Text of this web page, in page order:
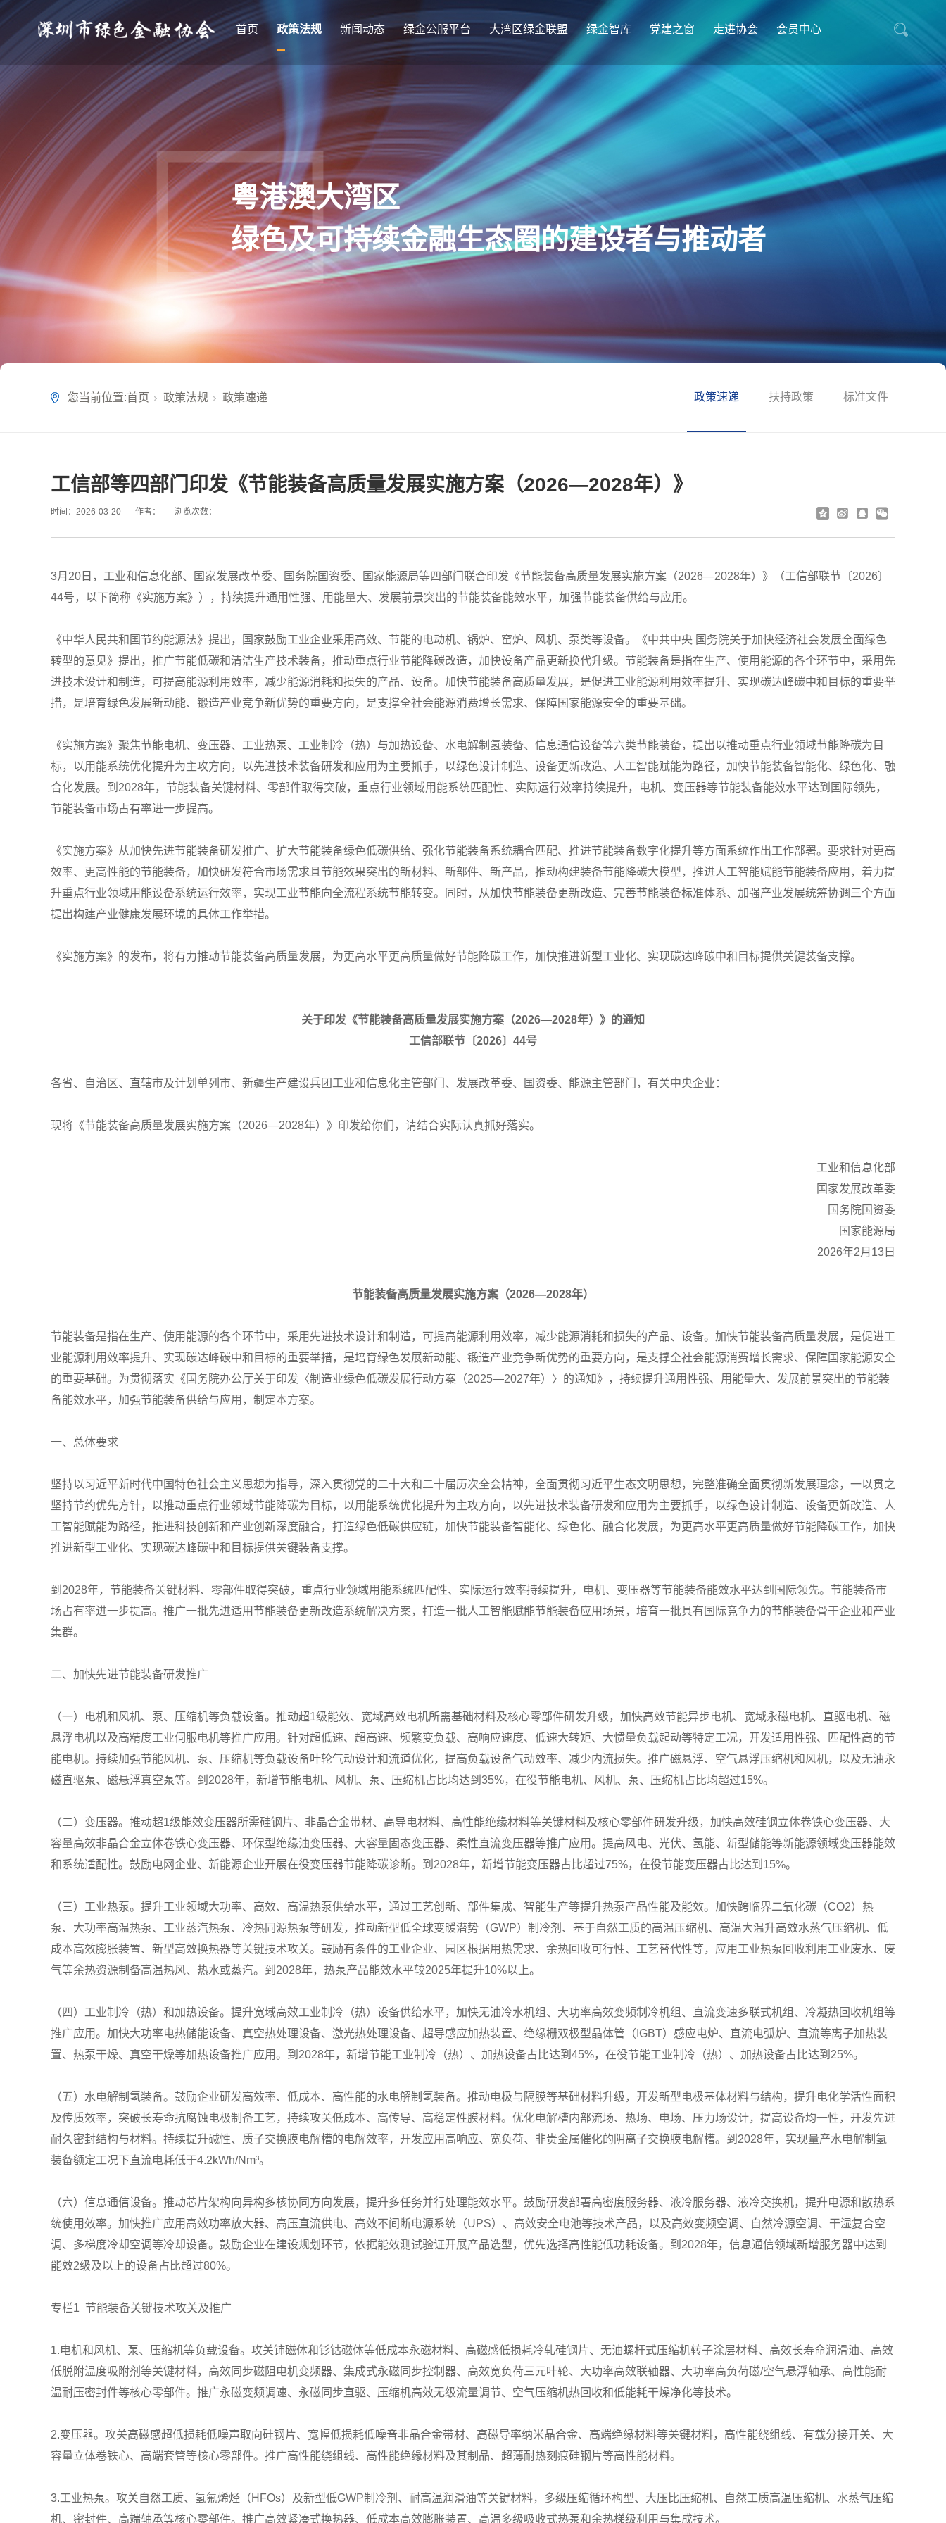
首页 政策法规 新闻动态 绿金公服平台 大湾区绿金联盟 绿金智库 党建之窗 走进协会 会员中心
粤港澳大湾区
绿色及可持续金融生态圈的建设者与推动者
您当前位置:首页 政策法规 政策速递 政策速递 扶持政策 标准文件
工信部等四部门印发《节能装备高质量发展实施方案（2026—2028年）》
时间： 2026-03-20 作者： 浏览次数：
3月20日，工业和信息化部、国家发展改革委、国务院国资委、国家能源局等四部门联合印发《节能装备高质量发展实施方案（2026—2028年）》（工信部联节〔2026〕
44号，以下简称《实施方案》），持续提升通用性强、用能量大、发展前景突出的节能装备能效水平，加强节能装备供给与应用。
《中华人民共和国节约能源法》提出，国家鼓励工业企业采用高效、节能的电动机、锅炉、窑炉、风机、泵类等设备。《中共中央 国务院关于加快经济社会发展全面绿色
转型的意见》提出，推广节能低碳和清洁生产技术装备，推动重点行业节能降碳改造，加快设备产品更新换代升级。节能装备是指在生产、使用能源的各个环节中，采用先
进技术设计和制造，可提高能源利用效率，减少能源消耗和损失的产品、设备。加快节能装备高质量发展，是促进工业能源利用效率提升、实现碳达峰碳中和目标的重要举
措，是培育绿色发展新动能、锻造产业竞争新优势的重要方向，是支撑全社会能源消费增长需求、保障国家能源安全的重要基础。
《实施方案》聚焦节能电机、变压器、工业热泵、工业制冷（热）与加热设备、水电解制氢装备、信息通信设备等六类节能装备，提出以推动重点行业领域节能降碳为目
标，以用能系统优化提升为主攻方向，以先进技术装备研发和应用为主要抓手，以绿色设计制造、设备更新改造、人工智能赋能为路径，加快节能装备智能化、绿色化、融
合化发展。到2028年，节能装备关键材料、零部件取得突破，重点行业领域用能系统匹配性、实际运行效率持续提升，电机、变压器等节能装备能效水平达到国际领先，
节能装备市场占有率进一步提高。
《实施方案》从加快先进节能装备研发推广、扩大节能装备绿色低碳供给、强化节能装备系统耦合匹配、推进节能装备数字化提升等方面系统作出工作部署。要求针对更高
效率、更高性能的节能装备，加快研发符合市场需求且节能效果突出的新材料、新部件、新产品，推动构建装备节能降碳大模型，推进人工智能赋能节能装备应用，着力提
升重点行业领域用能设备系统运行效率，实现工业节能向全流程系统节能转变。同时，从加快节能装备更新改造、完善节能装备标准体系、加强产业发展统筹协调三个方面
提出构建产业健康发展环境的具体工作举措。
《实施方案》的发布，将有力推动节能装备高质量发展，为更高水平更高质量做好节能降碳工作，加快推进新型工业化、实现碳达峰碳中和目标提供关键装备支撑。
关于印发《节能装备高质量发展实施方案（2026—2028年）》的通知
工信部联节〔2026〕44号
各省、自治区、直辖市及计划单列市、新疆生产建设兵团工业和信息化主管部门、发展改革委、国资委、能源主管部门，有关中央企业：
现将《节能装备高质量发展实施方案（2026—2028年）》印发给你们，请结合实际认真抓好落实。
工业和信息化部
国家发展改革委
国务院国资委
国家能源局
2026年2月13日
节能装备高质量发展实施方案（2026—2028年）
节能装备是指在生产、使用能源的各个环节中，采用先进技术设计和制造，可提高能源利用效率，减少能源消耗和损失的产品、设备。加快节能装备高质量发展，是促进工
业能源利用效率提升、实现碳达峰碳中和目标的重要举措，是培育绿色发展新动能、锻造产业竞争新优势的重要方向，是支撑全社会能源消费增长需求、保障国家能源安全
的重要基础。为贯彻落实《国务院办公厅关于印发〈制造业绿色低碳发展行动方案（2025—2027年）〉的通知》，持续提升通用性强、用能量大、发展前景突出的节能装
备能效水平，加强节能装备供给与应用，制定本方案。
一、总体要求
坚持以习近平新时代中国特色社会主义思想为指导，深入贯彻党的二十大和二十届历次全会精神，全面贯彻习近平生态文明思想，完整准确全面贯彻新发展理念，一以贯之
坚持节约优先方针，以推动重点行业领域节能降碳为目标，以用能系统优化提升为主攻方向，以先进技术装备研发和应用为主要抓手，以绿色设计制造、设备更新改造、人
工智能赋能为路径，推进科技创新和产业创新深度融合，打造绿色低碳供应链，加快节能装备智能化、绿色化、融合化发展，为更高水平更高质量做好节能降碳工作，加快
推进新型工业化、实现碳达峰碳中和目标提供关键装备支撑。
到2028年，节能装备关键材料、零部件取得突破，重点行业领域用能系统匹配性、实际运行效率持续提升，电机、变压器等节能装备能效水平达到国际领先。节能装备市
场占有率进一步提高。推广一批先进适用节能装备更新改造系统解决方案，打造一批人工智能赋能节能装备应用场景，培育一批具有国际竞争力的节能装备骨干企业和产业
集群。
二、加快先进节能装备研发推广
（一）电机和风机、泵、压缩机等负载设备。推动超1级能效、宽域高效电机所需基础材料及核心零部件研发升级，加快高效节能异步电机、宽域永磁电机、直驱电机、磁
悬浮电机以及高精度工业伺服电机等推广应用。针对超低速、超高速、频繁变负载、高响应速度、低速大转矩、大惯量负载起动等特定工况，开发适用性强、匹配性高的节
能电机。持续加强节能风机、泵、压缩机等负载设备叶轮气动设计和流道优化，提高负载设备气动效率、减少内流损失。推广磁悬浮、空气悬浮压缩机和风机，以及无油永
磁直驱泵、磁悬浮真空泵等。到2028年，新增节能电机、风机、泵、压缩机占比均达到35%，在役节能电机、风机、泵、压缩机占比均超过15%。
（二）变压器。推动超1级能效变压器所需硅钢片、非晶合金带材、高导电材料、高性能绝缘材料等关键材料及核心零部件研发升级，加快高效硅钢立体卷铁心变压器、大
容量高效非晶合金立体卷铁心变压器、环保型绝缘油变压器、大容量固态变压器、柔性直流变压器等推广应用。提高风电、光伏、氢能、新型储能等新能源领域变压器能效
和系统适配性。鼓励电网企业、新能源企业开展在役变压器节能降碳诊断。到2028年，新增节能变压器占比超过75%，在役节能变压器占比达到15%。
（三）工业热泵。提升工业领域大功率、高效、高温热泵供给水平，通过工艺创新、部件集成、智能生产等提升热泵产品性能及能效。加快跨临界二氧化碳（CO2）热
泵、大功率高温热泵、工业蒸汽热泵、冷热同源热泵等研发，推动新型低全球变暖潜势（GWP）制冷剂、基于自然工质的高温压缩机、高温大温升高效水蒸气压缩机、低
成本高效膨胀装置、新型高效换热器等关键技术攻关。鼓励有条件的工业企业、园区根据用热需求、余热回收可行性、工艺替代性等，应用工业热泵回收利用工业废水、废
气等余热资源制备高温热风、热水或蒸汽。到2028年，热泵产品能效水平较2025年提升10%以上。
（四）工业制冷（热）和加热设备。提升宽域高效工业制冷（热）设备供给水平，加快无油冷水机组、大功率高效变频制冷机组、直流变速多联式机组、冷凝热回收机组等
推广应用。加快大功率电热储能设备、真空热处理设备、激光热处理设备、超导感应加热装置、绝缘栅双极型晶体管（IGBT）感应电炉、直流电弧炉、直流等离子加热装
置、热泵干燥、真空干燥等加热设备推广应用。到2028年，新增节能工业制冷（热）、加热设备占比达到45%，在役节能工业制冷（热）、加热设备占比达到25%。
（五）水电解制氢装备。鼓励企业研发高效率、低成本、高性能的水电解制氢装备。推动电极与隔膜等基础材料升级，开发新型电极基体材料与结构，提升电化学活性面积
及传质效率，突破长寿命抗腐蚀电极制备工艺，持续攻关低成本、高传导、高稳定性膜材料。优化电解槽内部流场、热场、电场、压力场设计，提高设备均一性，开发先进
耐久密封结构与材料。持续提升碱性、质子交换膜电解槽的电解效率，开发应用高响应、宽负荷、非贵金属催化的阴离子交换膜电解槽。到2028年，实现量产水电解制氢
装备额定工况下直流电耗低于4.2kWh/Nm³。
（六）信息通信设备。推动芯片架构向异构多核协同方向发展，提升多任务并行处理能效水平。鼓励研发部署高密度服务器、液冷服务器、液冷交换机，提升电源和散热系
统使用效率。加快推广应用高效功率放大器、高压直流供电、高效不间断电源系统（UPS）、高效安全电池等技术产品，以及高效变频空调、自然冷源空调、干湿复合空
调、多梯度冷却空调等冷却设备。鼓励企业在建设规划环节，依据能效测试验证开展产品选型，优先选择高性能低功耗设备。到2028年，信息通信领域新增服务器中达到
能效2级及以上的设备占比超过80%。
专栏1 节能装备关键技术攻关及推广
1.电机和风机、泵、压缩机等负载设备。攻关铈磁体和钐钴磁体等低成本永磁材料、高磁感低损耗冷轧硅钢片、无油螺杆式压缩机转子涂层材料、高效长寿命润滑油、高效
低脱附温度吸附剂等关键材料，高效同步磁阻电机变频器、集成式永磁同步控制器、高效宽负荷三元叶轮、大功率高效联轴器、大功率高负荷磁/空气悬浮轴承、高性能耐
温耐压密封件等核心零部件。推广永磁变频调速、永磁同步直驱、压缩机高效无级流量调节、空气压缩机热回收和低能耗干燥净化等技术。
2.变压器。攻关高磁感超低损耗低噪声取向硅钢片、宽幅低损耗低噪音非晶合金带材、高磁导率纳米晶合金、高端绝缘材料等关键材料，高性能绕组线、有载分接开关、大
容量立体卷铁心、高端套管等核心零部件。推广高性能绕组线、高性能绝缘材料及其制品、超薄耐热刻痕硅钢片等高性能材料。
3.工业热泵。攻关自然工质、氢氟烯烃（HFOs）及新型低GWP制冷剂、耐高温润滑油等关键材料，多级压缩循环构型、大压比压缩机、自然工质高温压缩机、水蒸气压缩
机、密封件、高端轴承等核心零部件。推广高效紧凑式换热器、低成本高效膨胀装置、高温多级吸收式热泵和余热梯级利用与集成技术。